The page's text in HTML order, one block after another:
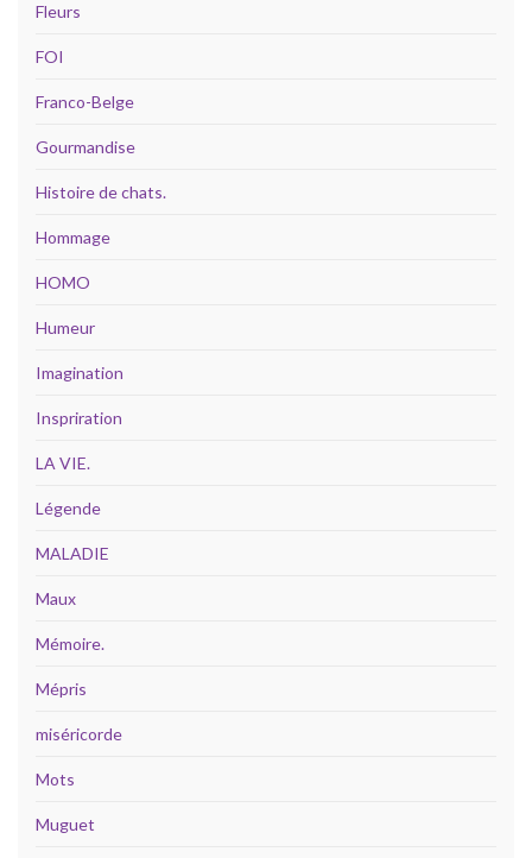
Fleurs
FOI
Franco-Belge
Gourmandise
Histoire de chats.
Hommage
HOMO
Humeur
Imagination
Inspriration
LA VIE.
Légende
MALADIE
Maux
Mémoire.
Mépris
miséricorde
Mots
Muguet